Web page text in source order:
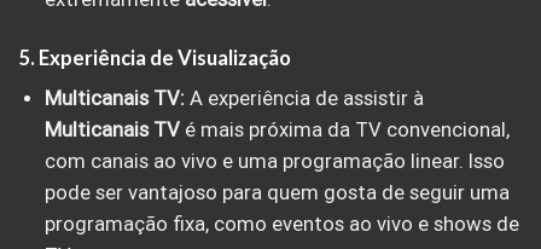
5. Experiência de Visualização
Multicanais TV: A experiência de assistir à
Multicanais TVé mais próxima da TV convencional,
com canais ao vivo e uma programação linear. Isso
pode ser vantajoso para quem gosta de seguir uma
programação fixa, como eventos ao vivo e shows de